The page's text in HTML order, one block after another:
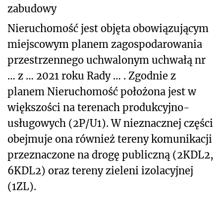
zabudowy
Nieruchomość jest objęta obowiązującym
miejscowym planem zagospodarowania
przestrzennego uchwalonym uchwałą nr
… z … 2021 roku Rady … . Zgodnie z
planem Nieruchomość położona jest w
większości na terenach produkcyjno-
usługowych (2P/U1). W nieznacznej części
obejmuje ona również tereny komunikacji
przeznaczone na drogę publiczną (2KDL2,
6KDL2) oraz tereny zieleni izolacyjnej
(1ZL).